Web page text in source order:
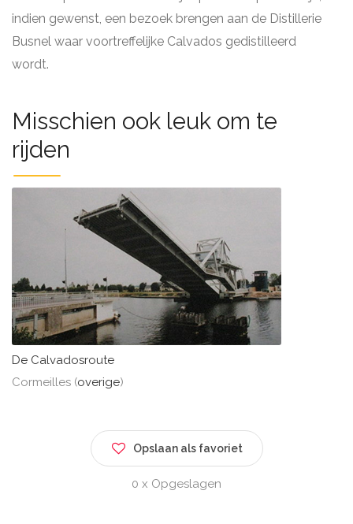
indien gewenst, een bezoek brengen aan de Distillerie
Busnel waar voortreffelijke Calvados gedistilleerd
wordt.
Misschien ook leuk om te
rijden
De Calvadosroute
Cormeilles (overige)
Opslaan als favoriet
0 x Opgeslagen